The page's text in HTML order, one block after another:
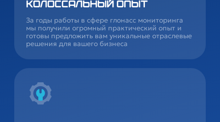
Колоссальный опыт
За годы работы в сфере глонасс мониторинга
мы получили огромный практический опыт и
готовы предложить вам уникальные отраслевые
решения для вашего бизнеса